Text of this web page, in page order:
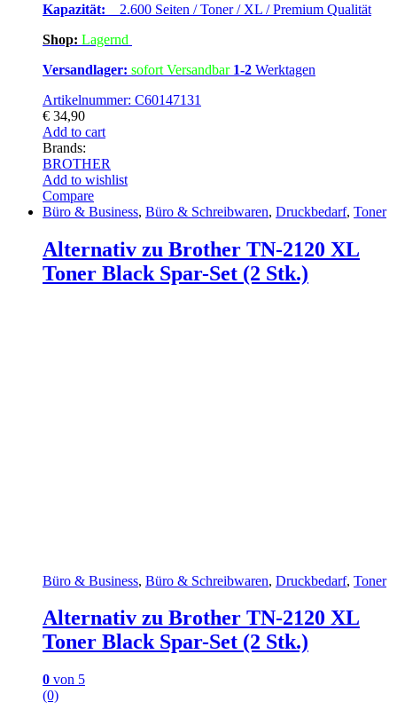
Kapazität: 2.600 Seiten / Toner / XL / Premium Qualität
Shop: Lagernd
Versandlager: sofort Versandbar 1-2 Werktagen
Artikelnummer: C60147131
€ 34,90
Add to cart
Brands:
BROTHER
Add to wishlist
Compare
Büro & Business, Büro & Schreibwaren, Druckbedarf, Toner
Alternativ zu Brother TN-2120 XL
Toner Black Spar-Set (2 Stk.)
Büro & Business, Büro & Schreibwaren, Druckbedarf, Toner
Alternativ zu Brother TN-2120 XL
Toner Black Spar-Set (2 Stk.)
0 von 5
(0)